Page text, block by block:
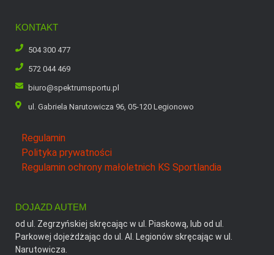
KONTAKT
504 300 477
572 044 469
biuro@spektrumsportu.pl
ul. Gabriela Narutowicza 96, 05-120 Legionowo
Regulamin
Polityka prywatności
Regulamin ochrony małoletnich KS Sportlandia
DOJAZD AUTEM
od ul. Zegrzyńskiej skręcając w ul. Piaskową, lub od ul.
Parkowej dojeżdżając do ul. Al. Legionów skręcając w ul.
Narutowicza.